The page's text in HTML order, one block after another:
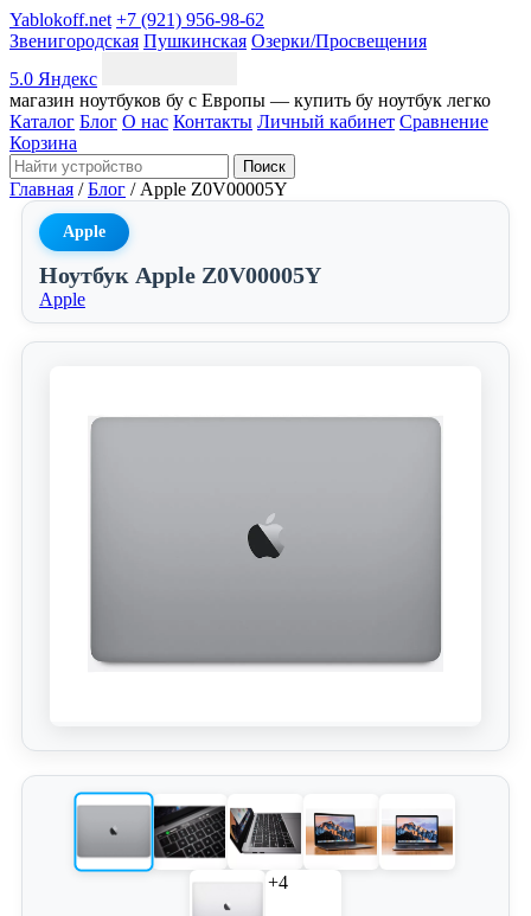
Yablokoff.net +7 (921) 956-98-62
Звенигородская Пушкинская Озерки/Просвещения
5.0 Яндекс
магазин ноутбуков бу с Европы — купить бу ноутбук легко
Каталог Блог О нас Контакты Личный кабинет Сравнение
Корзина
Поиск
Главная / Блог / Apple Z0V00005Y
Apple
Ноутбук Apple Z0V00005Y
Apple
+4